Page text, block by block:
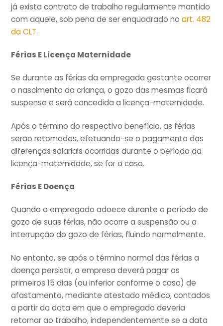
já exista contrato de trabalho regularmente mantido
com aquele, sob pena de ser enquadrado noart. 482
da CLT.
Férias E Licença Maternidade
Se durante as férias da empregada gestante ocorrer
o nascimento da criança, o gozo das mesmas ficará
suspenso e será concedida a licença-maternidade.
Após o término do respectivo benefício, as férias
serão retomadas, efetuando-se o pagamento das
diferenças salariais ocorridas durante o período da
licença-maternidade, se for o caso.
Férias E Doença
Quando o empregado adoece durante o período de
gozo de suas férias, não ocorre a suspensão ou a
interrupção do gozo de férias, fluindo normalmente.
No entanto, se após o término normal das férias a
doença persistir, a empresa deverá pagar os
primeiros 15 dias (ou inferior conforme o caso) de
afastamento, mediante atestado médico, contados
a partir da data em que o empregado deveria
retornar ao trabalho, independentemente se a data